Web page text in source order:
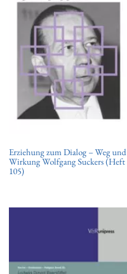
Erziehung zum Dialog – Weg und
Wirkung Wolfgang Suckers (Heft
105)